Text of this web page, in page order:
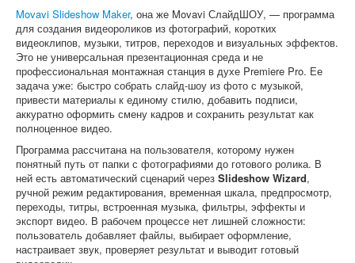
Movavi Slideshow Maker, она же Movavi СлайдШОУ, — программа
для создания видеороликов из фотографий, коротких
видеоклипов, музыки, титров, переходов и визуальных эффектов.
Это не универсальная презентационная среда и не
профессиональная монтажная станция в духе Premiere Pro. Ее
задача уже: быстро собрать слайд-шоу из фото с музыкой,
привести материалы к единому стилю, добавить подписи,
аккуратно оформить смену кадров и сохранить результат как
полноценное видео.
Программа рассчитана на пользователя, которому нужен
понятный путь от папки с фотографиями до готового ролика. В
ней есть автоматический сценарий через Slideshow Wizard,
ручной режим редактирования, временная шкала, предпросмотр,
переходы, титры, встроенная музыка, фильтры, эффекты и
экспорт видео. В рабочем процессе нет лишней сложности:
пользователь добавляет файлы, выбирает оформление,
настраивает звук, проверяет результат и выводит готовый